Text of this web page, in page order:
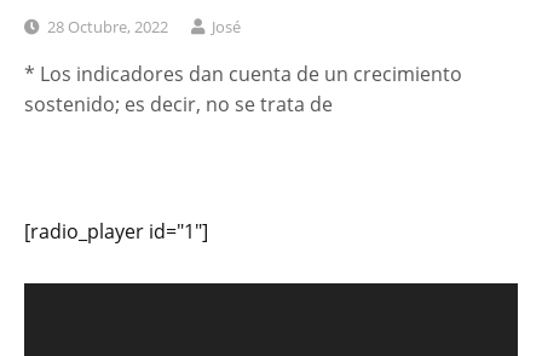
28 Octubre, 2022 José
* Los indicadores dan cuenta de un crecimiento
sostenido; es decir, no se trata de
[radio_player id="1"]